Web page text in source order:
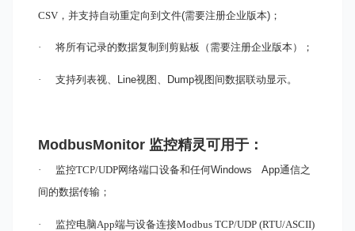
CSV，并支持自动重定向到文件(需要注册企业版本) ；
· 将所有记录的数据复制到剪贴板（需要注册企业版本）；
· 支持列表视、 Line视图、 Dump视图间数据联动显示。
ModbusMonitor 监控精灵可用于：
· 监控TCP/UDP网络端口设备和任何Windows App通信之
间的数据传输；
· 监控电脑App端与设备连接Modbus TCP/UDP (RTU/ASCII)